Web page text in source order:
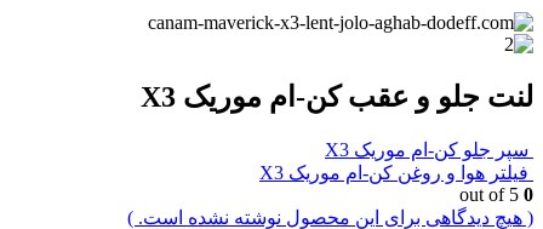
لنت جلو و عقب کن-ام موریک X3
سپر جلو کن-ام موریک X3
فیلتر هوا و روغن کن-ام موریک X3
0
( هیچ دیدگاهی برای این محصول نوشته نشده است. )